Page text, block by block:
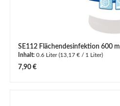
SE112 Flächendesinfektion 600 ml
Inhalt: 0.6 Liter(13,17 € / 1 Liter)
Regulärer Preis:
7,90 €